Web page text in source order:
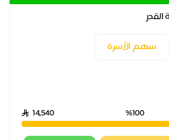
سهم الأسرة
%100
14,540